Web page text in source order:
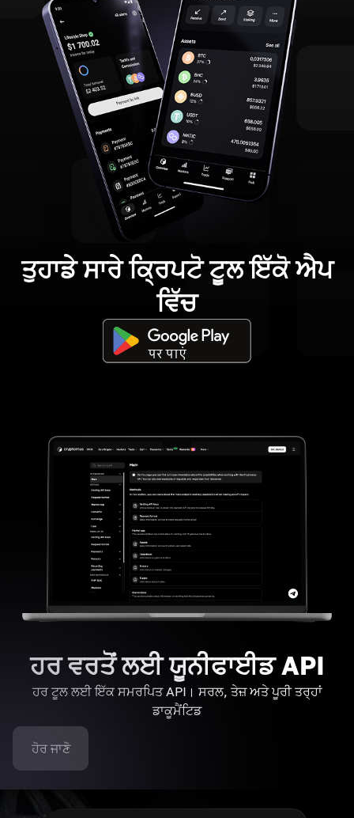
ਤੁਹਾਡੇ ਸਾਰੇ ਕ੍ਰਿਪਟੋ ਟੂਲ ਇੱਕੋ ਐਪ
ਵਿੱਚ
ਹਰ ਵਰਤੋਂ ਲਈ ਯੂਨੀਫਾਈਡ API
ਹਰ ਟੂਲ ਲਈ ਇੱਕ ਸਮਰਪਿਤ API। ਸਰਲ, ਤੇਜ਼ ਅਤੇ ਪੂਰੀ ਤਰ੍ਹਾਂ
ਡਾਕੂਮੈਂਟਿਡ
ਹੋਰ ਜਾਣੋ